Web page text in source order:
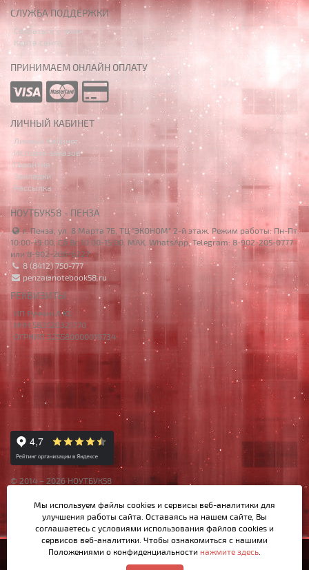
750р.
Купить
СЛУЖБА ПОДДЕРЖКИ
Связаться с нами
Карта сайта
ПРИНИМАЕМ ОНЛАЙН ОПЛАТУ
ЛИЧНЫЙ КАБИНЕТ
Личный Кабинет
История заказов
Гарантия
Закладки
Рассылка
НОУТБУК58 - ПЕНЗА
г. Пенза, ул. 8 Марта 7Б, ТЦ "ЭКОНОМ" 2-й этаж. Режим работы: Пн-Пт
10:00-19:00, Сб,Вс 10:00-15:00. MAX, WhatsApp, Telegram: 8-902-205-0777
или 8-902-206-6227
8 (8412) 750-777
penza@notebook58.ru
РЕКВИЗИТЫ
ИП Ручкин А.Ю.
ИНН 583520321770
ОГРНИП 325580000019734
© 2014 – 2026 НОУТБУК58
материалы и цены на сайте не являются публичной офертой,
определяемой Ст.437 ГК РФ.
Мы используем файлы cookies и сервисы веб-аналитики для
улучшения работы сайта. Оставаясь на нашем сайте, Вы
соглашаетесь с условиями использования файлов cookies и
сервисов веб-аналитики. Чтобы ознакомиться с нашими
Положениями о конфиденциальности нажмите здесь